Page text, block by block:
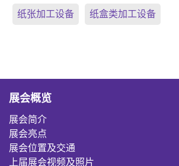
纸张加工设备 纸盒类加工设备
展会概览
展会简介
展会亮点
展会位置及交通
上届展会视频及照片